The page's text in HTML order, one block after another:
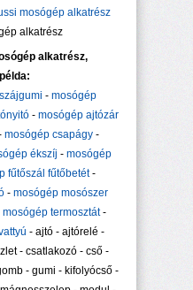
mosógép alkatrész
alkatrész
alkatrész,
- mosógép
- mosógép ajtózár
mosógép csapágy-
ékszíj - mosógép
fűtőszál fűtőbetét-
- mosógép mosószer
mosógép termosztát-
- ajtó - ajtórelé -
- csatlakozó - cső -
- gumi - kifolyócső -